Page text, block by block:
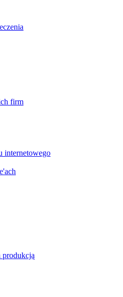
firm
internetowego
produkcją